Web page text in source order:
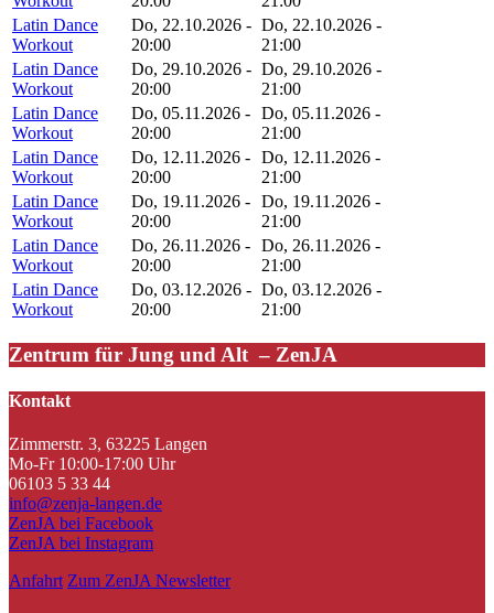
Latin Dance
Workout
Do, 22.10.2026 -
20:00
Do, 22.10.2026 -
21:00
Latin Dance
Workout
Do, 29.10.2026 -
20:00
Do, 29.10.2026 -
21:00
Latin Dance
Workout
Do, 05.11.2026 -
20:00
Do, 05.11.2026 -
21:00
Latin Dance
Workout
Do, 12.11.2026 -
20:00
Do, 12.11.2026 -
21:00
Latin Dance
Workout
Do, 19.11.2026 -
20:00
Do, 19.11.2026 -
21:00
Latin Dance
Workout
Do, 26.11.2026 -
20:00
Do, 26.11.2026 -
21:00
Latin Dance
Workout
Do, 03.12.2026 -
20:00
Do, 03.12.2026 -
21:00
Zentrum für Jung und Alt – ZenJA
Kontakt
Zimmerstr. 3, 63225 Langen
Mo-Fr 10:00-17:00 Uhr
06103 5 33 44
info@zenja-langen.de
ZenJA bei Facebook
ZenJA bei Instagram
Anfahrt Zum ZenJA Newsletter